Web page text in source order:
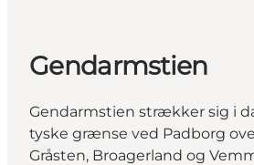
Gendarmstien
Gendarmstien strækker sig i
tyske grænse ved Padborg
Gråsten, Broagerland og